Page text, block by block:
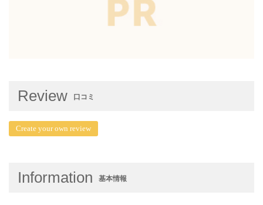
Review 口コミ
Create your own review
Information 基本情報